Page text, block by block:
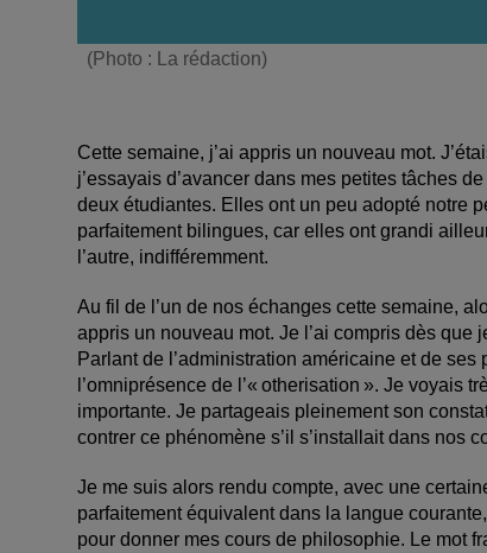
(Photo : La rédaction)
Cette semaine, j’ai appris un nouveau mot.
j’essayais d’avancer dans mes petites tâches
deux étudiantes. Elles ont un peu adopté notre
parfaitement bilingues, car elles ont grandi
l’autre, indifféremment.
Au fil de l’un de nos échanges cette semaine,
appris un nouveau mot. Je l’ai compris dès que
Parlant de l’administration américaine et de
l’omniprésence de l’« otherisation ». Je voyais
importante. Je partageais pleinement son
contrer ce phénomène s’il s’installait dans nos
Je me suis alors rendu compte, avec une
parfaitement équivalent dans la langue
pour donner mes cours de philosophie. Le mot